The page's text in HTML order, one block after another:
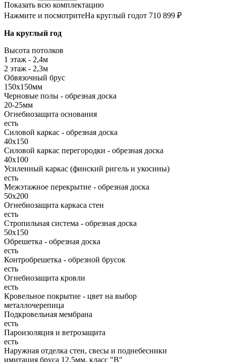
Показать всю комплектацию
Нажмите и посмотритеНа круглый годот 710 899 ₽
На круглый год
Высота потолков
1 этаж - 2,4м
2 этаж - 2,3м
Обвязочный брус
150х150мм
Черновые полы - обрезная доска
20-25мм
Огнебиозащита основания
есть
Силовой каркас - обрезная доска
40х150
Силовой каркас перегородки - обрезная доска
40x100
Усиленный каркас (финский ригель и укосины)
есть
Межэтажное перекрытие - обрезная доска
50х200
Огнебиозащита каркаса стен
есть
Стропильная система - обрезная доска
50х150
Обрешетка - обрезная доска
есть
Контробрешетка - обрезной брусок
есть
Огнебиозащита кровли
есть
Кровельное покрытие - цвет на выбор
металлочерепица
Подкровельная мембрана
есть
Пароизоляция и ветрозащита
есть
Наружная отделка стен, свесы и поднебесники
имитация бруса 12,5мм, класс "В"